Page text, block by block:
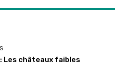
Les châteaux faibles